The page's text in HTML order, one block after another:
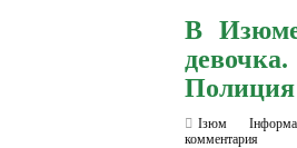
В
Полиция
Ізюм
комментария